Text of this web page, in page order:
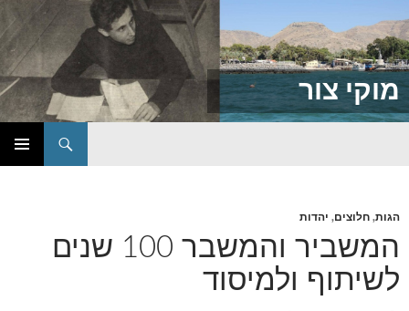
מוקי צור
הגות, חלוצים, יהדות
המשביר והמשבר 100 שנים
לשיתוף ולמיסוד